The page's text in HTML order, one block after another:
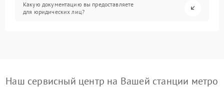
Какую документацию вы предоставляете
для юридических лиц?
Наш сервисный центр на Вашей станции метро